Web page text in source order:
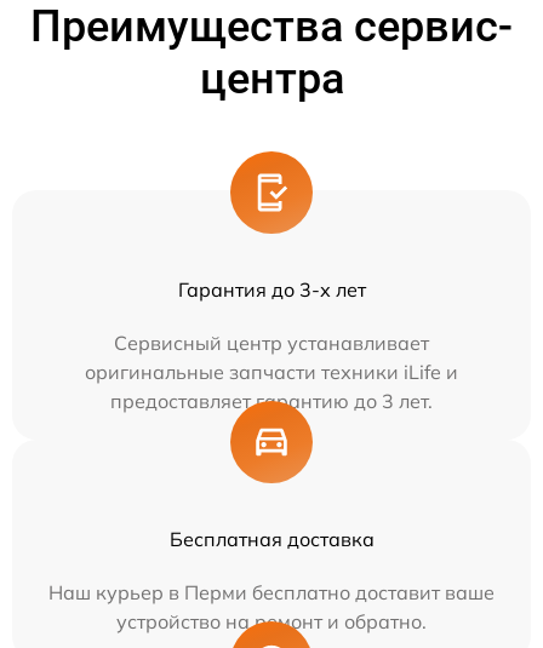
Преимущества сервис-
центра
Гарантия до 3-х лет
Сервисный центр устанавливает
оригинальные запчасти техники iLife и
предоставляет гарантию до 3 лет.
Бесплатная доставка
Наш курьер в Перми бесплатно доставит ваше
устройство на ремонт и обратно.